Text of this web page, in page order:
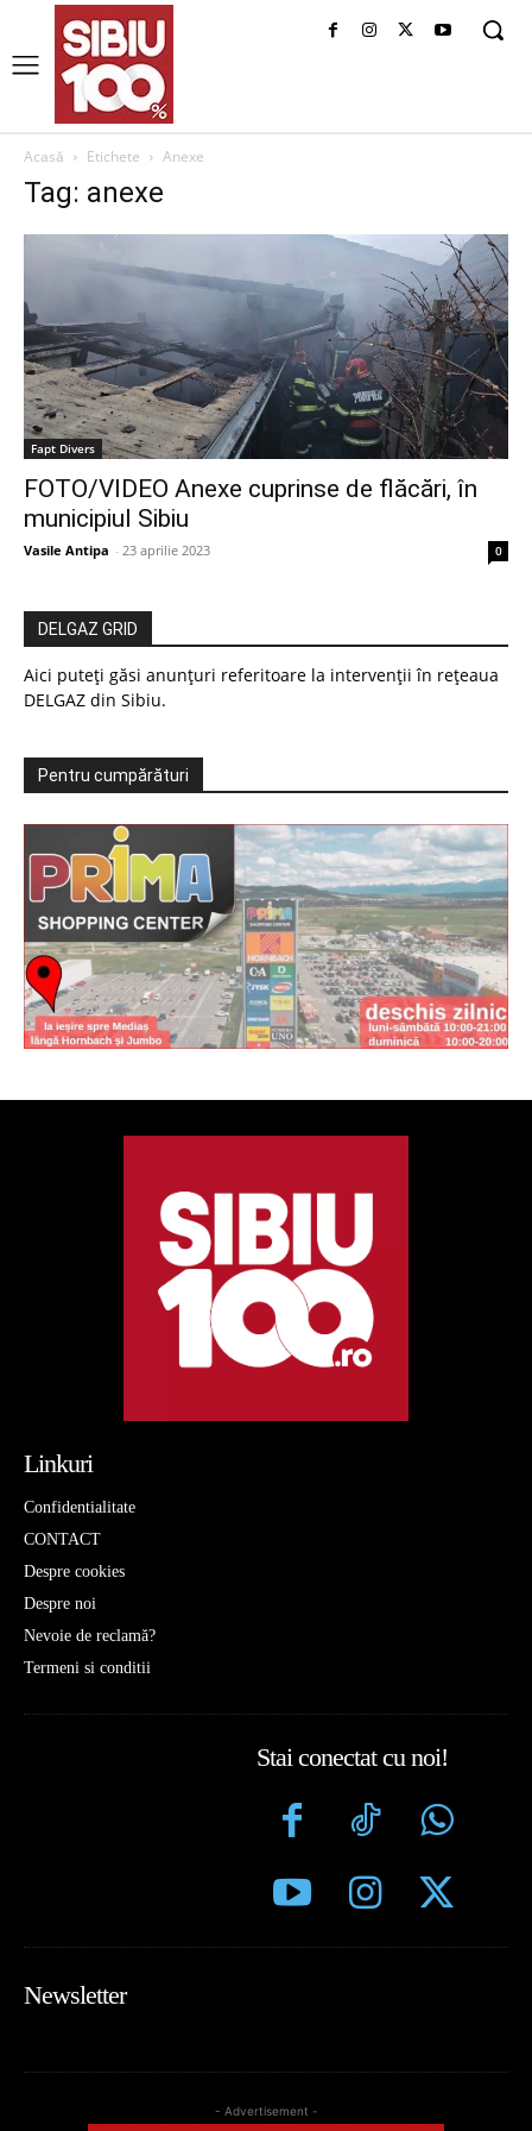
Acasă Etichete Anexe
Tag: anexe
Fapt Divers
FOTO/VIDEO Anexe cuprinse de flăcări, în
municipiul Sibiu
Vasile Antipa - 23 aprilie 2023 0
DELGAZ GRID
Aici puteți găsi anunțuri referitoare la intervenții în rețeaua
DELGAZ din Sibiu.
Pentru cumpărături
Linkuri
Confidentialitate
CONTACT
Despre cookies
Despre noi
Nevoie de reclamă?
Termeni si conditii
Stai conectat cu noi!
Newsletter
- Advertisement -